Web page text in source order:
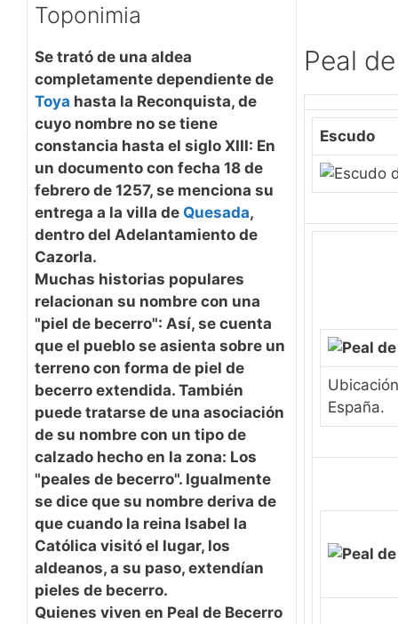
Toponimia
Se trató de una aldea
completamente dependiente de
Toya hasta la Reconquista, de
cuyo nombre no se tiene
constancia hasta el siglo XIII: En
un documento con fecha 18 de
febrero de 1257, se menciona su
entrega a la villa de Quesada,
dentro del Adelantamiento de
Cazorla.
Muchas historias populares
relacionan su nombre con una
"piel de becerro": Así, se cuenta
que el pueblo se asienta sobre un
terreno con forma de piel de
becerro extendida. También
puede tratarse de una asociación
de su nombre con un tipo de
calzado hecho en la zona: Los
"peales de becerro". Igualmente
se dice que su nombre deriva de
que cuando la reina Isabel la
Católica visitó el lugar, los
aldeanos, a su paso, extendían
pieles de becerro.
Quienes viven en Peal de Becerro
Peal
Escudo
España.